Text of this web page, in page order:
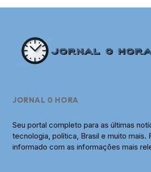
JORNAL 0 HORA
Seu portal completo para as últimas
tecnologia, política, Brasil e muito mais.
informado com as informações mais